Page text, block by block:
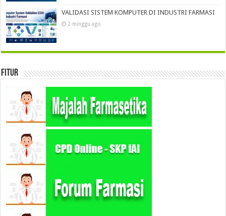
VALIDASI SISTEM KOMPUTER DI INDUSTRI FARMASI
2 minggu ago
Fitur